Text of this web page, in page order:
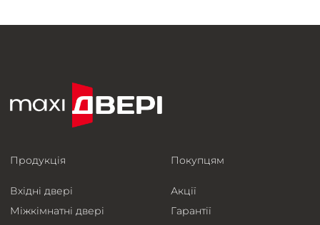
Продукція
Вхідні двері
Міжкімнатні двері
Покупцям
Акції
Гарантії